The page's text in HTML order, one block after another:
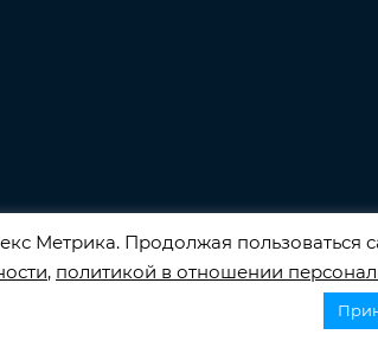
ПЕРСОНАЛЬНЫХ ДАННЫХ
Метрика. Продолжая
, политикой в отношении